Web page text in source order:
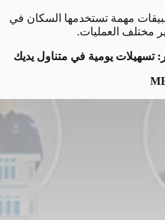
المقال، سنستعرض 5 تطبيقات مهمة تستخدمها السكان في
مختلف العمليات.
تسهيلات يومية في متناول يديك